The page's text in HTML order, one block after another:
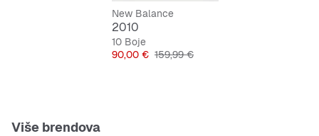
New Balance
2010
10 Boje
Cijena
90,00 € Originalna cijena
159,99 €
Više brendova